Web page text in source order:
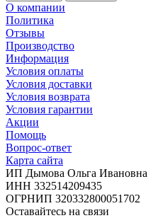
О компании
Политика
Отзывы
Производство
Информация
Условия оплаты
Условия доставки
Условия возврата
Условия гарантии
Акции
Помощь
Вопрос-ответ
Карта сайта
ИП Дымова Ольга Ивановна
ИНН 332514209435
ОГРНИП 320332800051702
Оставайтесь на связи